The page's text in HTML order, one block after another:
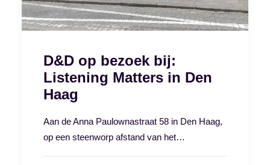
D&D op bezoek bij:
Listening Matters in Den
Haag
Aan de Anna Paulownastraat 58 in Den Haag,
op een steenworp afstand van het…